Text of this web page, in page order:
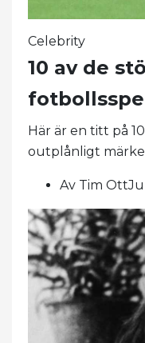
Celebrity
10 av de
Här är en titt på
outplånligt märke
Av Tim